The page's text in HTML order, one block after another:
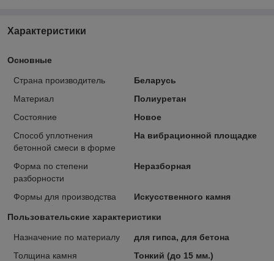
Характеристики
Основные
Страна производитель
Беларусь
Материал
Полиуретан
Состояние
Новое
Способ уплотнения
бетонной смеси в форме
На вибрационной площадке
Форма по степени
разборности
Неразборная
Формы для производства Искусственного камня
Пользовательские характеристики
Назначение по материалу
для гипса, для бетона
Толщина камня
Тонкий (до 15 мм.)